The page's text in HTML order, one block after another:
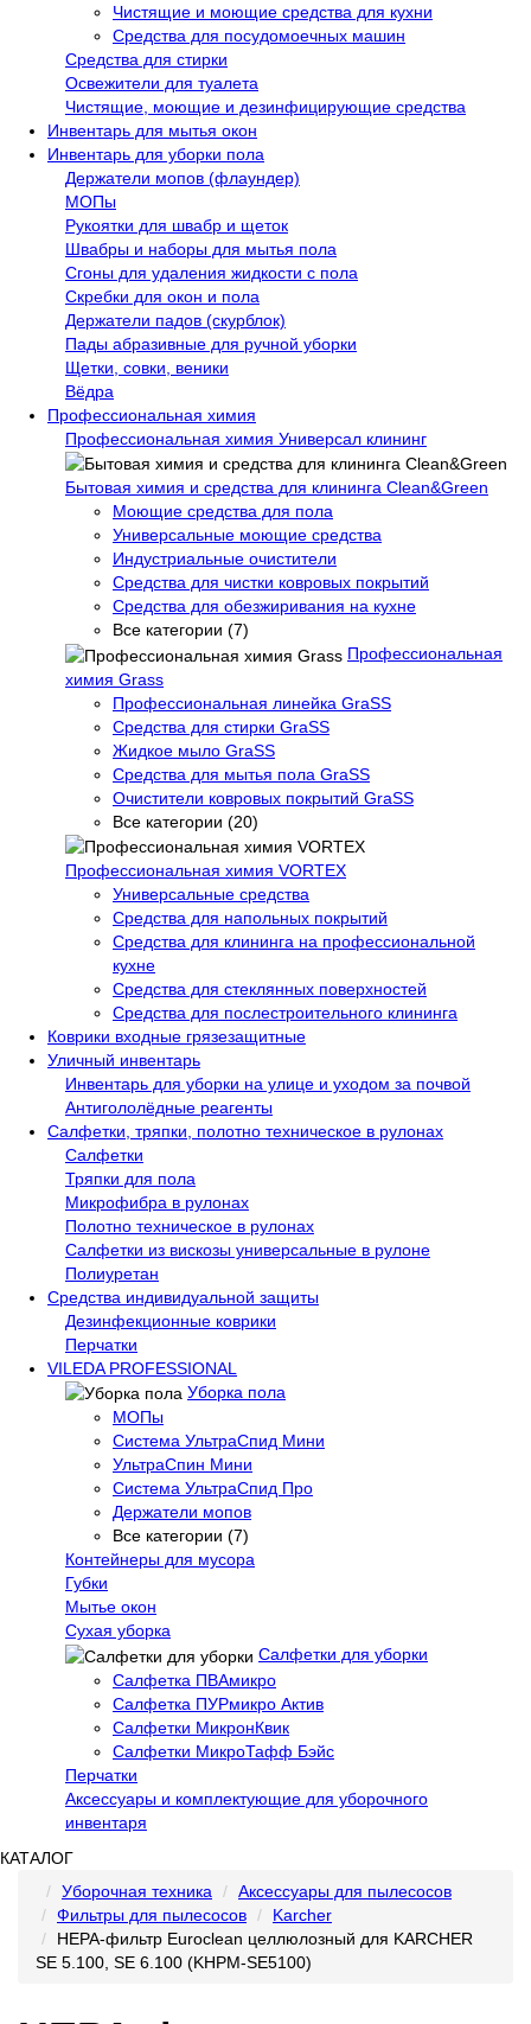
Чистящие и моющие средства для кухни
Средства для посудомоечных машин
Средства для стирки
Освежители для туалета
Чистящие, моющие и дезинфицирующие средства
Инвентарь для мытья окон
Инвентарь для уборки пола
Держатели мопов (флаундер)
МОПы
Рукоятки для швабр и щеток
Швабры и наборы для мытья пола
Сгоны для удаления жидкости с пола
Скребки для окон и пола
Держатели падов (скурблок)
Пады абразивные для ручной уборки
Щетки, совки, веники
Вёдра
Профессиональная химия
Профессиональная химия Универсал клининг
Бытовая химия и средства для клининга Clean&Green
Моющие средства для пола
Универсальные моющие средства
Индустриальные очистители
Средства для чистки ковровых покрытий
Средства для обезжиривания на кухне
Все категории (7)
Профессиональная
химия Grass
Профессиональная линейка GraSS
Средства для стирки GraSS
Жидкое мыло GraSS
Средства для мытья пола GraSS
Очистители ковровых покрытий GraSS
Все категории (20)
Профессиональная химия VORTEX
Универсальные средства
Средства для напольных покрытий
Средства для клининга на профессиональной
кухне
Средства для стеклянных поверхностей
Средства для послестроительного клининга
Коврики входные грязезащитные
Уличный инвентарь
Инвентарь для уборки на улице и уходом за почвой
Антигололёдные реагенты
Салфетки, тряпки, полотно техническое в рулонах
Салфетки
Тряпки для пола
Микрофибра в рулонах
Полотно техническое в рулонах
Салфетки из вискозы универсальные в рулоне
Полиуретан
Средства индивидуальной защиты
Дезинфекционные коврики
Перчатки
VILEDA PROFESSIONAL
Уборка пола
МОПы
Система УльтраСпид Мини
УльтраСпин Мини
Система УльтраСпид Про
Держатели мопов
Все категории (7)
Контейнеры для мусора
Губки
Мытье окон
Сухая уборка
Салфетки для уборки
Салфетка ПВАмикро
Салфетка ПУРмикро Актив
Салфетки МикронКвик
Салфетки МикроТафф Бэйс
Перчатки
Аксессуары и комплектующие для уборочного
инвентаря
КАТАЛОГ
Уборочная техника
Аксессуары для пылесосов
Фильтры для пылесосов
Karcher
HEPA-фильтр Euroclean целлюлозный для KARCHER
SE 5.100, SE 6.100 (KHPM-SE5100)